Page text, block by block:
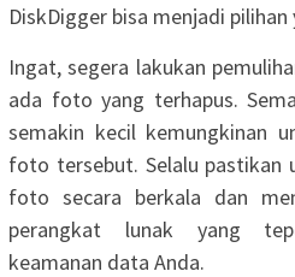
DiskDigger bisa menjadi
Ingat, segera lakukan
ada foto yang terhapus.
semakin kecil kemungkinan
foto tersebut. Selalu pastikan
foto secara berkala dan
perangkat lunak yang
keamanan data Anda.